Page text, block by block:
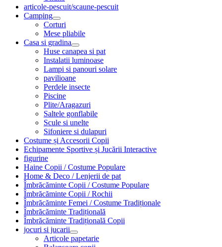
articole-pescuit/scaune-pescuit
Camping
Corturi
Mese pliabile
Casa si gradina
Huse canapea si pat
Instalatii luminoase
Lampi si panouri solare
pavilioane
Perdele insecte
Piscine
Plite/Aragazuri
Saltele gonflabile
Scule si unelte
Sifoniere si dulapuri
Costume și Accesorii Copii
Echipamente Sportive și Jucării Interactive
figurine
Haine Copii / Costume Populare
Home & Deco / Lenjerii de pat
Îmbrăcăminte Copii / Costume Populare
Îmbrăcăminte Copii / Rochii
Îmbrăcăminte Femei / Costume Tradiționale
Îmbrăcăminte Tradițională
Îmbrăcăminte Tradițională Copii
jocuri si jucarii
Articole papetarie